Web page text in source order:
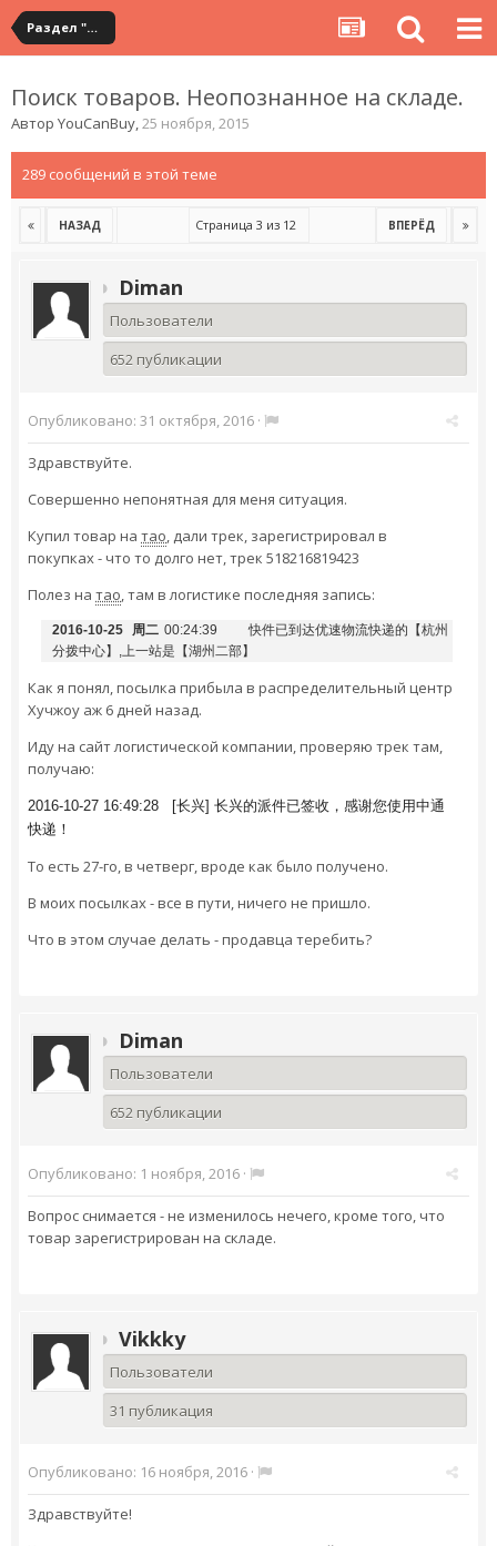
Раздел "Мои покупки" на сервисе YouCanBuy
Поиск товаров. Неопознанное на складе.
Автор YouCanBuy,25 ноября, 2015
289 сообщений в этой теме
НАЗАД ВПЕРЁД
Страница 3 из 12
Diman
Пользователи
652 публикации
Опубликовано: 31 октября, 2016 ·
Здравствуйте.
Совершенно непонятная для меня ситуация.
Купил товар на тао, дали трек, зарегистрировал в
покупках - что то долго нет, трек 518216819423
Полез на тао, там в логистике последняя запись:
2016-10-25 周二 00:24:39
快件已到达优速物流快递的【杭州
分拨中心】,上一站是【湖州二部】
Как я понял, посылка прибыла в распределительный центр
Хучжоу аж 6 дней назад.
Иду на сайт логистической компании, проверяю трек там,
получаю:
2016-10-27 16:49:28 [长兴] 长兴的派件已签收，感谢您使用中通
快递！
То есть 27-го, в четверг, вроде как было получено.
В моих посылках - все в пути, ничего не пришло.
Что в этом случае делать - продавца теребить?
Diman
Пользователи
652 публикации
Опубликовано: 1 ноября, 2016 ·
Вопрос снимается - не изменилось нечего, кроме того, что
товар зарегистрирован на складе.
Vikkky
Пользователи
31 публикация
Опубликовано: 16 ноября, 2016 ·
Здравствуйте!